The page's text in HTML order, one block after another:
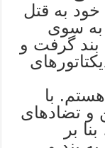
به قتل
به سوی
گرفت و
با
و تضادهای
بر